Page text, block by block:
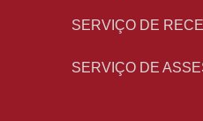
SERVIÇO DE
SERVIÇO DE